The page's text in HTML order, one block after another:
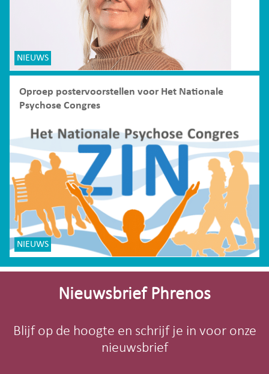
NIEUWS
Oproep postervoorstellen voor Het Nationale
Psychose Congres
NIEUWS
Site-
Nieuwsbrief Phrenos
Blijf op de hoogte en schrijf je in voor onze
nieuwsbrief